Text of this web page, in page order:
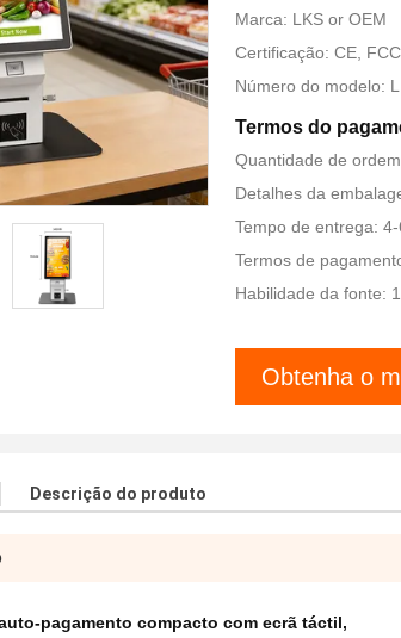
Marca: LKS or OEM
Certificação: CE, FCC
Número do modelo:
Termos do
Quantidade de
Detalhes da
Tempo de entrega:
Termos de
Habilidade da fonte:
Obtenha o
Descrição do produto
pagamento compacto com ecrã táctil,